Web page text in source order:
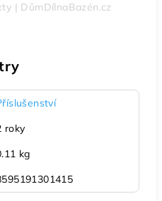
| DůmDílnaBazén.cz
roky
kg